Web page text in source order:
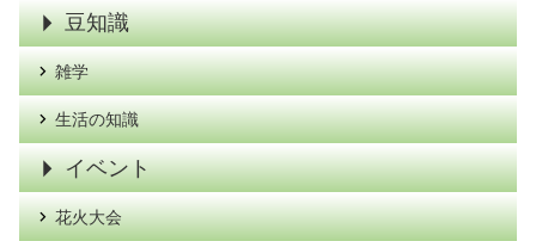
豆知識
雑学
生活の知識
イベント
花火大会